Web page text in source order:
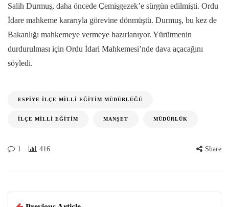
Salih Durmuş, daha öncede Çemişgezek’e sürgün edilmişti. Ordu
İdare mahkeme kararıyla görevine dönmüştü. Durmuş, bu kez de
Bakanlığı mahkemeye vermeye hazırlanıyor. Yürütmenin
durdurulması için Ordu İdari Mahkemesi’nde dava açacağını
söyledi.
ESPIYE İLÇE MILLI EĞITIM MÜDÜRLÜĞÜ
İLÇE MILLI EĞITIM MANŞET MÜDÜRLÜK
1 416 Share